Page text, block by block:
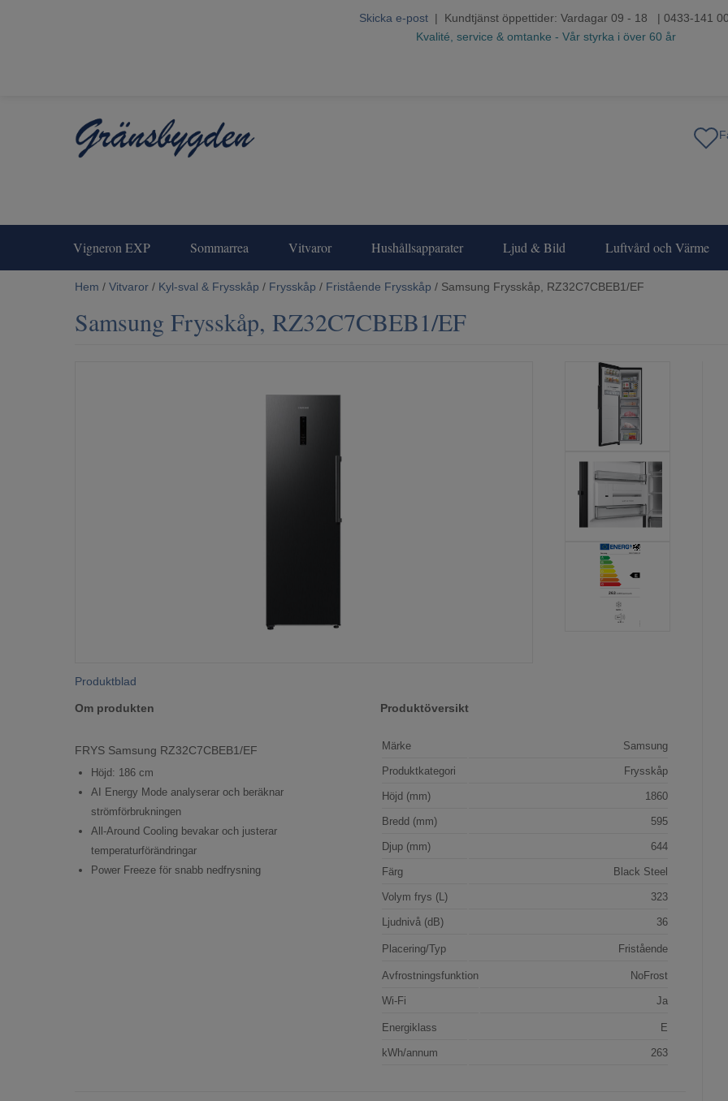
Skicka e-post | Kundtjänst öppettider: Vardagar 09 - 18 | 0433-141 00
Kvalité, service & omtanke - Vår styrka i över 60 år
Vigneron EXP Sommarrea Vitvaror Hushållsapparater Ljud & Bild Luftvård och Värme
Hem / Vitvaror / Kyl-sval & Frysskåp / Frysskåp / Fristående Frysskåp / Samsung Frysskåp, RZ32C7CBEB1/EF
Samsung Frysskåp, RZ32C7CBEB1/EF
Produktblad
Om produkten
FRYS Samsung RZ32C7CBEB1/EF
Höjd: 186 cm
AI Energy Mode analyserar och beräknar
strömförbrukningen
All-Around Cooling bevakar och justerar
temperaturförändringar
Power Freeze för snabb nedfrysning
Produktöversikt
Märke Samsung
Produktkategori Frysskåp
Höjd (mm) 1860
Bredd (mm) 595
Djup (mm) 644
Färg Black Steel
Volym frys (L) 323
Ljudnivå (dB) 36
Placering/Typ Fristående
Avfrostningsfunktion NoFrost
Wi-Fi Ja
Energiklass E
kWh/annum 263